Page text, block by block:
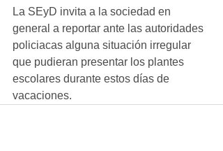
La SEyD invita a la sociedad en
general a reportar ante las autoridades
policiacas alguna situación irregular
que pudieran presentar los plantes
escolares durante estos días de
vacaciones.